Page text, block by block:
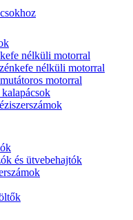
nélküli motorral
nélküli motorral
motorral
és ütvebehajtók